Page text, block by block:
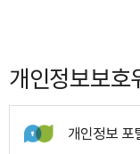
개인정보보호
개인정보 포